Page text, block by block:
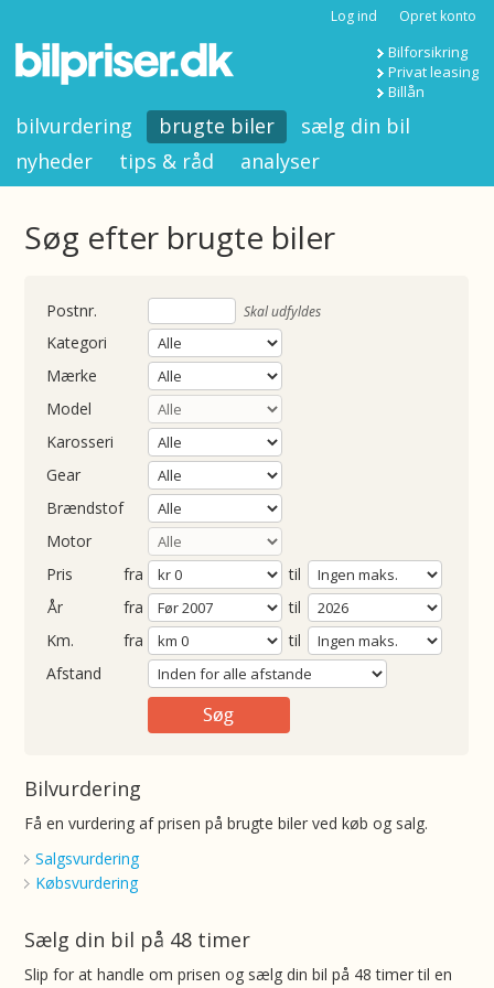
Log ind Opret konto
Bilforsikring
Privat leasing
Billån
bilvurdering brugte biler
sælg din bil
nyheder
tips & råd analyser
Søg efter brugte biler
Skal udfyldes
Kategori
Mærke
Model
Karosseri
Gear
Brændstof
Motor
Pris
fra
til
fra
til
fra
til
Afstand
Bilvurdering
Få en vurdering af prisen på brugte biler ved køb og salg.
Salgsvurdering
Købsvurdering
Sælg din bil på 48 timer
Slip for at handle om prisen og sælg din bil på 48 timer til en